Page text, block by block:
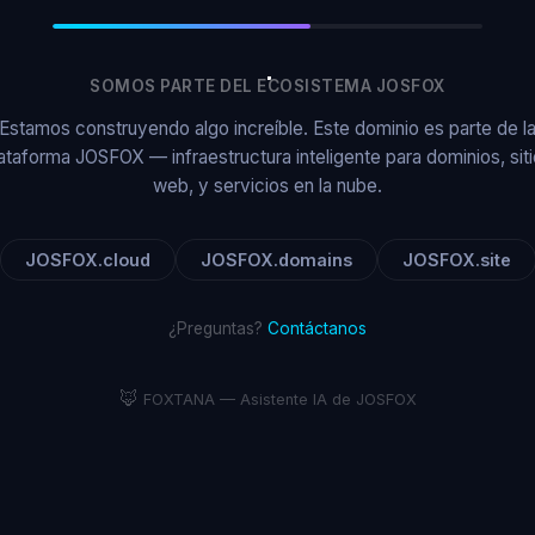
SOMOS PARTE DEL ECOSISTEMA JOSFOX
Estamos construyendo algo increíble. Este dominio es parte de la
JOSFOX — infraestructura inteligente para dominios,
web, y servicios en la nube.
JOSFOX.cloud JOSFOX.domains JOSFOX.site
¿Preguntas? Contáctanos
🦊 FOXTANA — Asistente IA de JOSFOX